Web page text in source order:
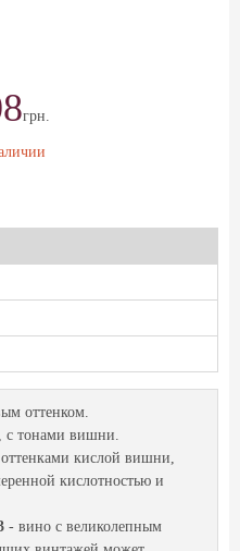
грн.
оттенком.
тонами вишни.
кислой вишни,
кислотностью и
- вино с великолепным